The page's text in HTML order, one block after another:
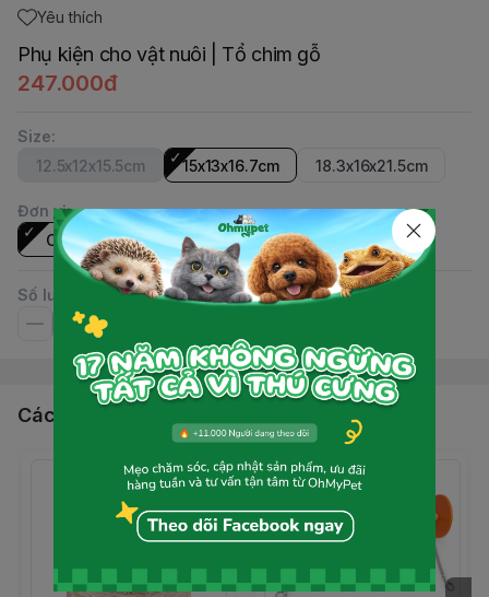
Yêu thích
Phụ kiện cho vật nuôi | Tổ chim gỗ
247.000đ
Size:
12.5x12x15.5cm
15x13x16.7cm 18.3x16x21.5cm
Đơn vị:
Cái
Số lượng
Các sản phẩm, dịch vụ khác